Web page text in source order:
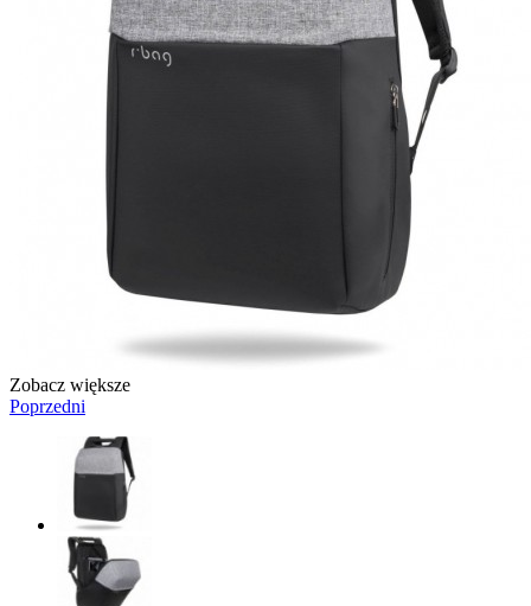
Zobacz większe
Poprzedni